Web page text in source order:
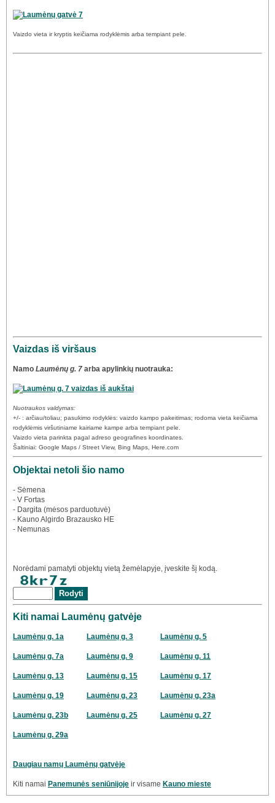
Vaizdo vieta ir kryptis keičiama rodyklėmis arba tempiant pele.
Vaizdas iš viršaus
Namo Laumėnų g. 7 arba apylinkių nuotrauka:
Nuotraukos valdymas:
+/- : arčiau/toliau; pasukimo rodyklės: vaizdo kampo pakeitimas; rodoma vieta keičiama
rodyklėmis viršutiniame kairiame kampe arba tempiant pele.
Vaizdo vieta parinkta pagal adreso geografines koordinates.
Šaltiniai: Google Maps / Street View, Bing Maps, Here.com
Objektai netoli šio namo
- Sėmena
- V Fortas
- Dargita (mėsos parduotuvė)
- Kauno Algirdo Brazausko HE
- Nemunas
Norėdami pamatyti objektų vietą žemėlapyje, įveskite šį kodą.
Kiti namai Laumėnų gatvėje
Laumėnų g. 1a Laumėnų g. 3 Laumėnų g. 5
Laumėnų g. 7a Laumėnų g. 9 Laumėnų g. 11
Laumėnų g. 13 Laumėnų g. 15 Laumėnų g. 17
Laumėnų g. 19 Laumėnų g. 23 Laumėnų g. 23a
Laumėnų g. 23b Laumėnų g. 25 Laumėnų g. 27
Laumėnų g. 29a
Daugiau namų Laumėnų gatvėje
Kiti namai Panemunės seniūnijoje ir visame Kauno mieste